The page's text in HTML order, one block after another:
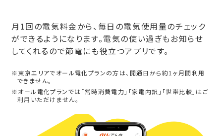
月1回の電気料金から、毎日の電気使用量のチェック
ができるようになります。電気の使い過ぎもお知らせ
してくれるので節電にも役立つアプリです。
※東京エリアでオール電化プランの方は、開通日から約1ヶ月間利用
できません。
※オール電化プランでは「常時消費電力」「家電内訳」「世帯比較」はご
利用いただけません。